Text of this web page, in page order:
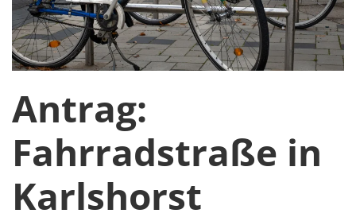
Antrag:
Fahrradstraße in
Karlshorst